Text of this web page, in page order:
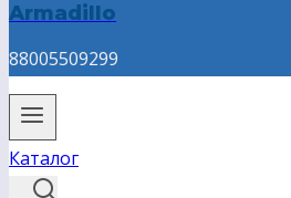
Armadillo
88005509299
Каталог